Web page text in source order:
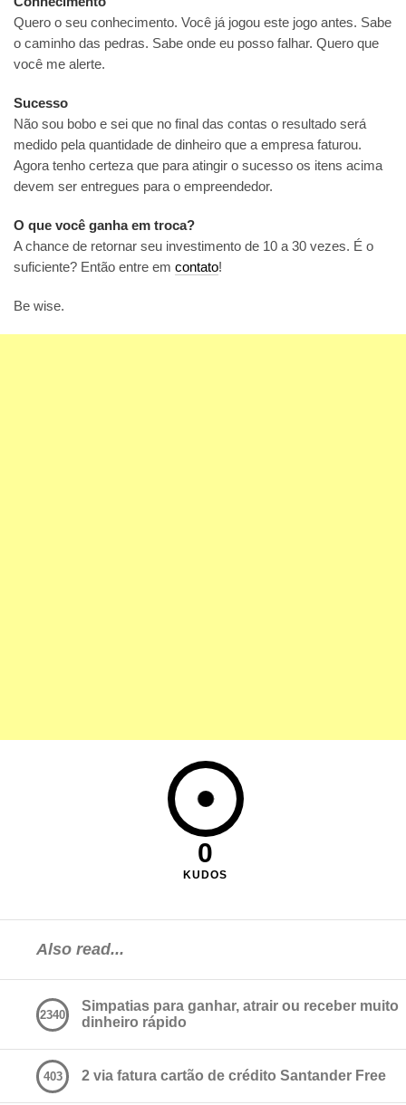
Quero o seu conhecimento. Você já jogou este jogo antes. Sabe
o caminho das pedras. Sabe onde eu posso falhar. Quero que
você me alerte.
Sucesso
Não sou bobo e sei que no final das contas o resultado será
medido pela quantidade de dinheiro que a empresa faturou.
Agora tenho certeza que para atingir o sucesso os itens acima
devem ser entregues para o empreendedor.
O que você ganha em troca?
A chance de retornar seu investimento de 10 a 30 vezes. É o
suficiente? Então entre em contato!
Be wise.
0
KUDOS
Also read...
Simpatias para ganhar, atrair ou receber muito
dinheiro rápido
2340
2 via fatura cartão de crédito Santander Free
403